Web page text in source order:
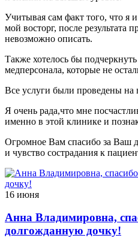
Учитывая сам факт того, что я и
мой восторг, после результата
невозможно описать.
Также хотелось бы
медперсонала, которые не
Все услуги были проведены на
Я очень рада,что мне
именно в этой клинике и
Огромное Вам спасибо за Ваш
и чувство сострадания к
16 июня
Анна Владимировна,
долгожданную дочку!